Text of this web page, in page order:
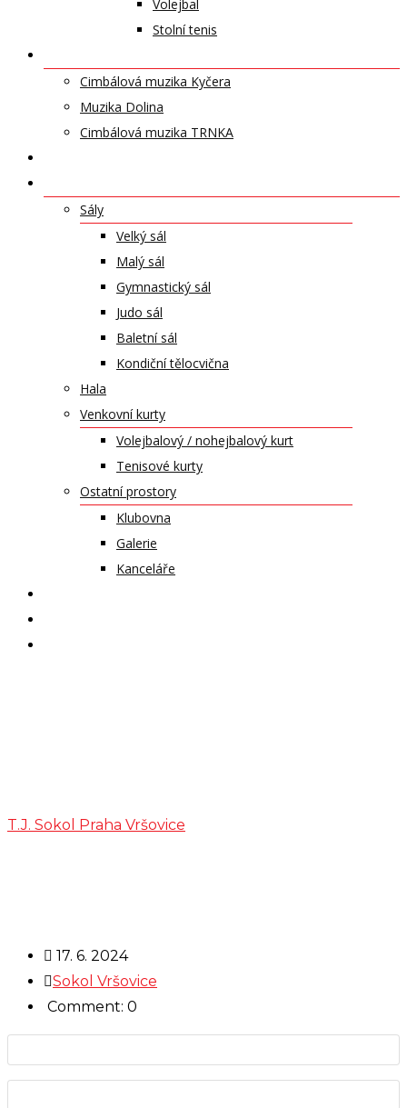
Volejbal
Stolní tenis
Cimbálová muzika Kyčera
Muzika Dolina
Cimbálová muzika TRNKA
Sály
Velký sál
Malý sál
Gymnastický sál
Judo sál
Baletní sál
Kondiční tělocvična
Hala
Venkovní kurty
Volejbalový / nohejbalový kurt
Tenisové kurty
Ostatní prostory
Klubovna
Galerie
Kanceláře
T.J. Sokol Praha Vršovice
17. 6. 2024
Sokol Vršovice
Comment: 0